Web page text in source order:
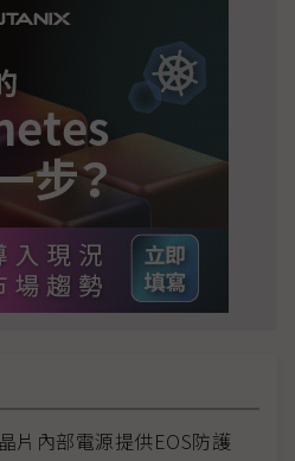
片內部電源提供EOS防護